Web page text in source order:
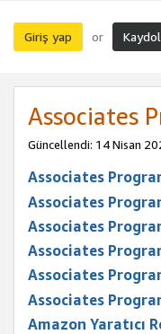
Giriş yap or Kaydol
Associates
Güncellendi: 14 Nisan
Associates
Associates
Associates
Associates
Associates
Associates
Amazon Yaratıcı